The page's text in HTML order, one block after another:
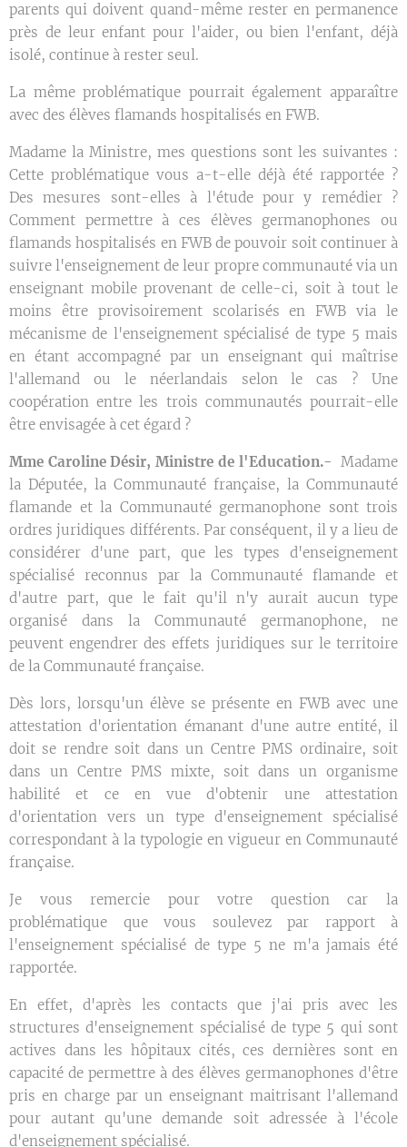
parents qui doivent quand-même rester en permanence
près de leur enfant pour l'aider, ou bien l'enfant, déjà
isolé, continue à rester seul.
La même problématique pourrait également apparaître
avec des élèves flamands hospitalisés en FWB.
Madame la Ministre, mes questions sont les suivantes :
Cette problématique vous a-t-elle déjà été rapportée ?
Des mesures sont-elles à l'étude pour y remédier ?
Comment permettre à ces élèves germanophones ou
flamands hospitalisés en FWB de pouvoir soit continuer à
suivre l'enseignement de leur propre communauté via un
enseignant mobile provenant de celle-ci, soit à tout le
moins être provisoirement scolarisés en FWB via le
mécanisme de l'enseignement spécialisé de type 5 mais
en étant accompagné par un enseignant qui maîtrise
l'allemand ou le néerlandais selon le cas ? Une
coopération entre les trois communautés pourrait-elle
être envisagée à cet égard ?
Mme Caroline Désir, Ministre de l'Education.- Madame
la Députée, la Communauté française, la Communauté
flamande et la Communauté germanophone sont trois
ordres juridiques différents. Par conséquent, il y a lieu de
considérer d'une part, que les types d'enseignement
spécialisé reconnus par la Communauté flamande et
d'autre part, que le fait qu'il n'y aurait aucun type
organisé dans la Communauté germanophone, ne
peuvent engendrer des effets juridiques sur le territoire
de la Communauté française.
Dès lors, lorsqu'un élève se présente en FWB avec une
attestation d'orientation émanant d'une autre entité, il
doit se rendre soit dans un Centre PMS ordinaire, soit
dans un Centre PMS mixte, soit dans un organisme
habilité et ce en vue d'obtenir une attestation
d'orientation vers un type d'enseignement spécialisé
correspondant à la typologie en vigueur en Communauté
française.
Je vous remercie pour votre question car la
problématique que vous soulevez par rapport à
l'enseignement spécialisé de type 5 ne m'a jamais été
rapportée.
En effet, d'après les contacts que j'ai pris avec les
structures d'enseignement spécialisé de type 5 qui sont
actives dans les hôpitaux cités, ces dernières sont en
capacité de permettre à des élèves germanophones d'être
pris en charge par un enseignant maitrisant l'allemand
pour autant qu'une demande soit adressée à l'école
d'enseignement spécialisé.